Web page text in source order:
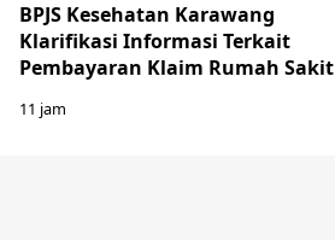
BPJS Kesehatan Karawang
Klarifikasi Informasi Terkait
Pembayaran Klaim Rumah Sakit
11 jam